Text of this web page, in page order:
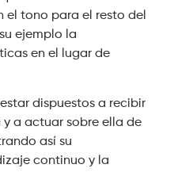
el tono para el resto del
ejemplo la
en el lugar de
dispuestos a recibir
a actuar sobre ella de
así su
continuo y la